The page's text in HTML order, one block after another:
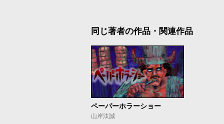
同じ著者の作品・関連作品
ペーパーホラーショー
山岸汰誠